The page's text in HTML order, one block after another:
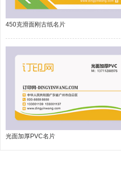
450克滑面刚古纸名片
光面加厚PVC名片